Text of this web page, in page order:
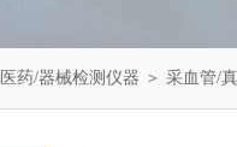
医药/器械检测仪器 ＞ 采血管/